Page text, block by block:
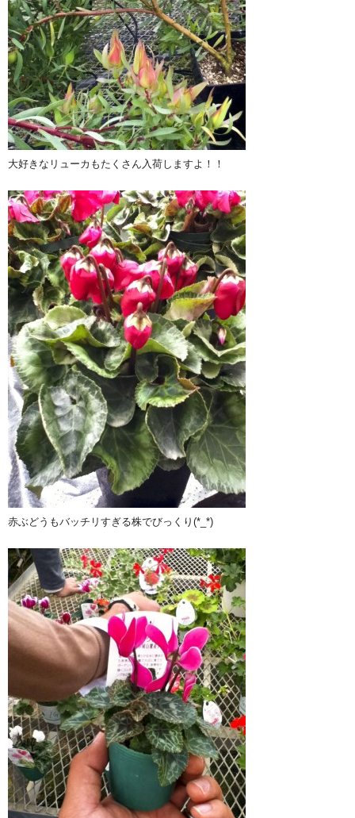
大好きなリューカもたくさん入荷しますよ！！
赤ぶどうもバッチリすぎる株でびっくり(*_*)